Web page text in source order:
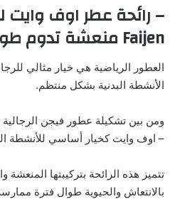
– رائحة عطر اوف وايت
Faijen منعشة تدوم طويل
العطور الرياضية هي خيار مثالي
الأنشطة البدنية بشكل منتظم.
– اوف وايت كخيار أساسي للأنشطة
تتميز هذه الرائحة بتركيبتها
بالانتعاش والحيوية طوال فترة